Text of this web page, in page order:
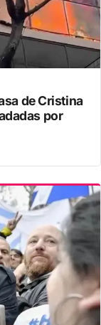
de Cristina
por